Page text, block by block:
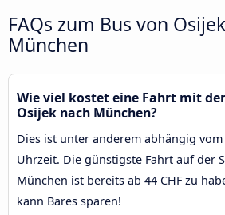
FAQs zum Bus von
München
Wie viel kostet eine Fahrt mit
Osijek nach München?
Dies ist unter anderem abhängig
Uhrzeit. Die günstigste Fahrt auf der
München ist bereits ab 44 CHF zu
kann Bares sparen!